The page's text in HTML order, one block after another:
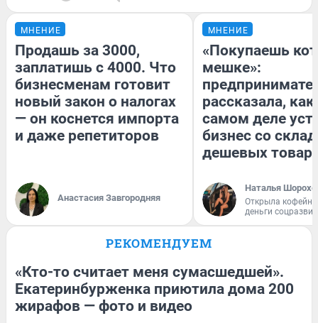
МНЕНИЕ
Продашь за 3000,
заплатишь с 4000. Что
бизнесменам готовит
новый закон о налогах
— он коснется импорта
и даже репетиторов
Анастасия Завгородняя
МНЕНИЕ
«Покупаешь
мешке»:
рассказала, как
самом деле
бизнес со
дешевых
Наталья
Открыла
деньги
РЕКОМЕНДУЕМ
«Кто-то считает меня сумасшедшей».
Екатеринбурженка приютила дома 200
жирафов — фото и видео